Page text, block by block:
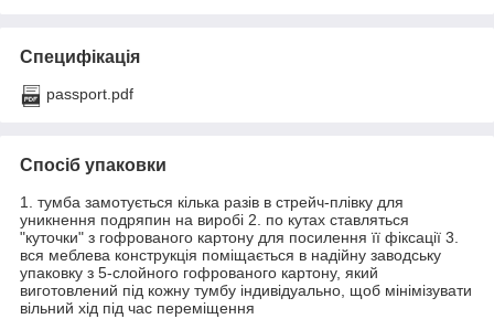
Специфікація
passport.pdf
Спосіб упаковки
1. тумба замотується кілька разів в стрейч-плівку для
уникнення подряпин на виробі 2. по кутах ставляться
"куточки" з гофрованого картону для посилення її фіксації 3.
вся меблева конструкція поміщається в надійну заводську
упаковку з 5-слойного гофрованого картону, який
виготовлений під кожну тумбу індивідуально, щоб мінімізувати
вільний хід під час переміщення